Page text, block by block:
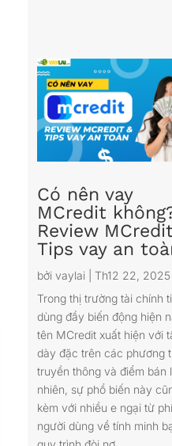
Có nên vay
MCredit
Review
Tips vay an
bởi vaylai| Th12 22, 2025
Trong thị trường tài chính
dùng đầy biến động hiện
tên MCredit xuất hiện với
dày đặc trên các phương
truyền thông và điểm bán
nhiên, sự phổ biến này
kèm với nhiều e ngại từ
người dùng về tính minh